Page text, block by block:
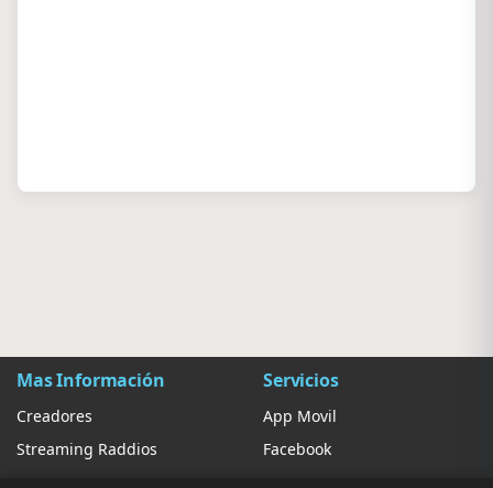
Mas Información
Creadores
Streaming Raddios
Servicios
App Movil
Facebook